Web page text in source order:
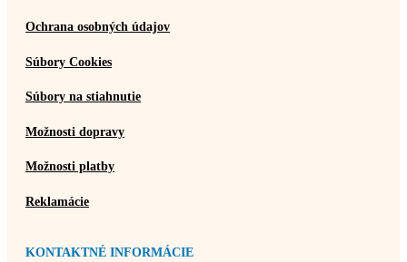
Ochrana osobných údajov
Súbory Cookies
Súbory na stiahnutie
Možnosti dopravy
Možnosti platby
Reklamácie
KONTAKTNÉ INFORMÁCIE